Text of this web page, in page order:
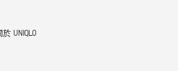
於 UNIQLO